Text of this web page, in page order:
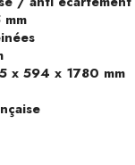
x 594 x 1780 mm